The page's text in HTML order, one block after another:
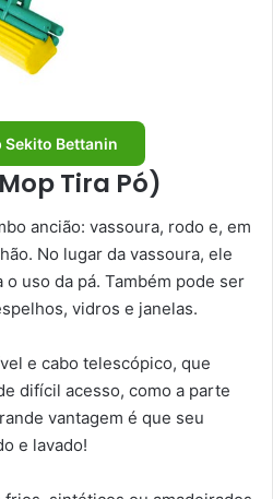
Sekito Bettanin
Tira Pó)
ancião: vassoura, rodo e, em
No lugar da vassoura, ele
o uso da pá. Também pode ser
vidros e janelas.
e cabo telescópico, que
difícil acesso, como a parte
vantagem é que seu
e lavado!